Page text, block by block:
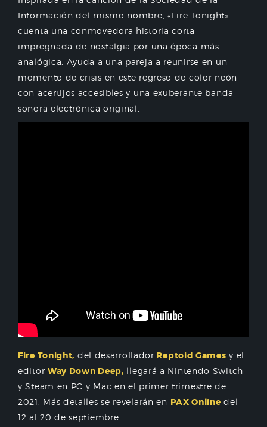
Información del mismo nombre, «Fire Tonight»
cuenta una conmovedora historia corta
impregnada de nostalgia por una época más
analógica. Ayuda a una pareja a reunirse en un
momento de crisis en este regreso de color neón
con acertijos accesibles y una exuberante banda
sonora electrónica original.
Fire Tonight, del desarrollador Reptoid Games y el
editor Way Down Deep, llegará a Nintendo Switch
y Steam en PC y Mac en el primer trimestre de
2021. Más detalles se revelarán en PAX Online del
12 al 20 de septiembre.